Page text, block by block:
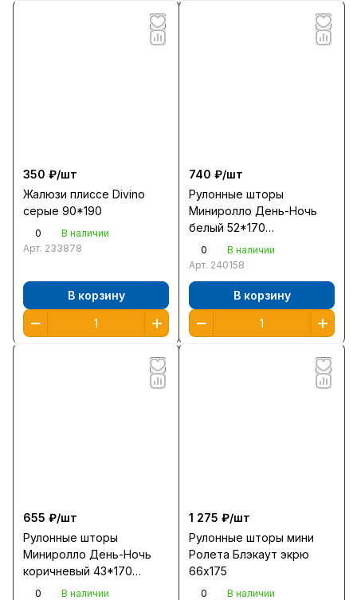
350 ₽/шт
Жалюзи плиссе Divino
серые 90*190
0
В наличии
Арт. 233878
В корзину
740 ₽/шт
Рулонные шторы
Миниролло День-Ночь
белый 52*170
/400501052/
0
В наличии
Арт. 240158
В корзину
655 ₽/шт
Рулонные шторы
Миниролло День-Ночь
коричневый 43*170
/400508043/
0
В наличии
1 275 ₽/шт
Рулонные шторы мини
Ролета Блэкаут экрю
66х175
0
В наличии